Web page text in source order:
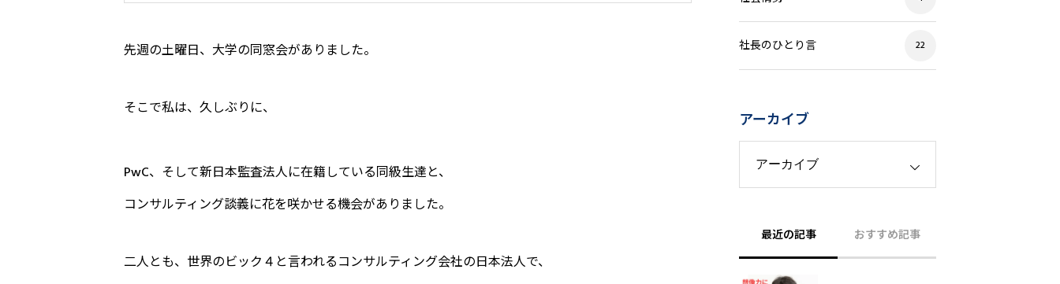
先週の土曜日、大学の同窓会がありました。
そこで私は、久しぶりに、
PwC、そして新日本監査法人に在籍している同級生達と、
コンサルティング談義に花を咲かせる機会がありました。
二人とも、世界のビック４と言われるコンサルティング会社の日本法人で、
社長のひとり言 22
アーカイブ
最近の記事 おすすめ記事